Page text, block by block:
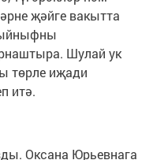
җәйге вакытта
Шулай ук
төрле иҗади
итә.
Оксана Юрьевнага